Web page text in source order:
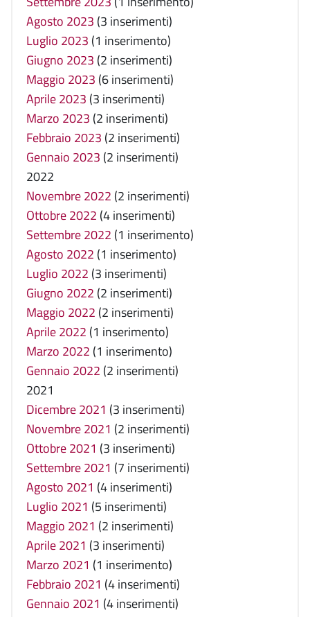
Agosto 2023 (3 inserimenti)
Luglio 2023 (1 inserimento)
Giugno 2023 (2 inserimenti)
Maggio 2023 (6 inserimenti)
Aprile 2023 (3 inserimenti)
Marzo 2023 (2 inserimenti)
Febbraio 2023 (2 inserimenti)
Gennaio 2023 (2 inserimenti)
2022
Novembre 2022 (2 inserimenti)
Ottobre 2022 (4 inserimenti)
Settembre 2022 (1 inserimento)
Agosto 2022 (1 inserimento)
Luglio 2022 (3 inserimenti)
Giugno 2022 (2 inserimenti)
Maggio 2022 (2 inserimenti)
Aprile 2022 (1 inserimento)
Marzo 2022 (1 inserimento)
Gennaio 2022 (2 inserimenti)
2021
Dicembre 2021 (3 inserimenti)
Novembre 2021 (2 inserimenti)
Ottobre 2021 (3 inserimenti)
Settembre 2021 (7 inserimenti)
Agosto 2021 (4 inserimenti)
Luglio 2021 (5 inserimenti)
Maggio 2021 (2 inserimenti)
Aprile 2021 (3 inserimenti)
Marzo 2021 (1 inserimento)
Febbraio 2021 (4 inserimenti)
Gennaio 2021 (4 inserimenti)